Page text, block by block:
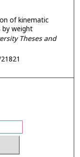
of kinematic
by weight
Theses and